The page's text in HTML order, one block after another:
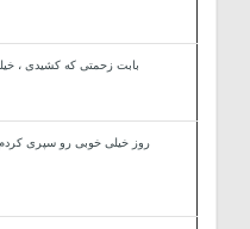
بابت زحمتی که کشیدی ،
روز خیلی خوبی رو سپری